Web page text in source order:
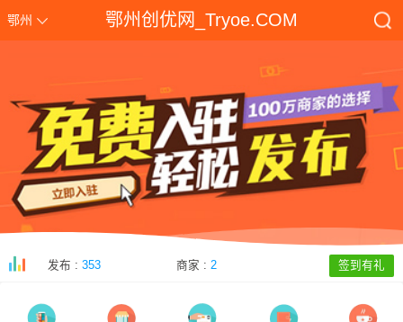
鄂州 鄂州创优网_Tryoe.COM
发布 :353 商家 : 2 签到有礼